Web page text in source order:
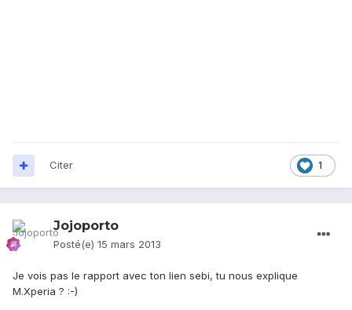
1
Citer
Jojoporto
Posté(e) 15 mars 2013
Je vois pas le rapport avec ton lien sebi, tu nous explique
M.Xperia ? :-)